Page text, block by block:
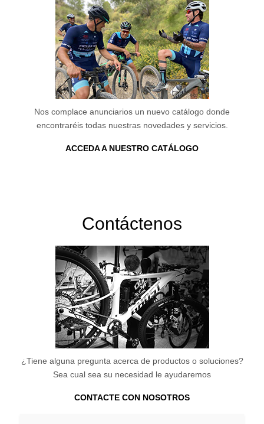
Nos complace anunciarios un nuevo catálogo donde
encontraréis todas nuestras novedades y servicios.
ACCEDA A NUESTRO CATÁLOGO
Contáctenos
¿Tiene alguna pregunta acerca de productos o soluciones?
Sea cual sea su necesidad le ayudaremos
CONTACTE CON NOSOTROS